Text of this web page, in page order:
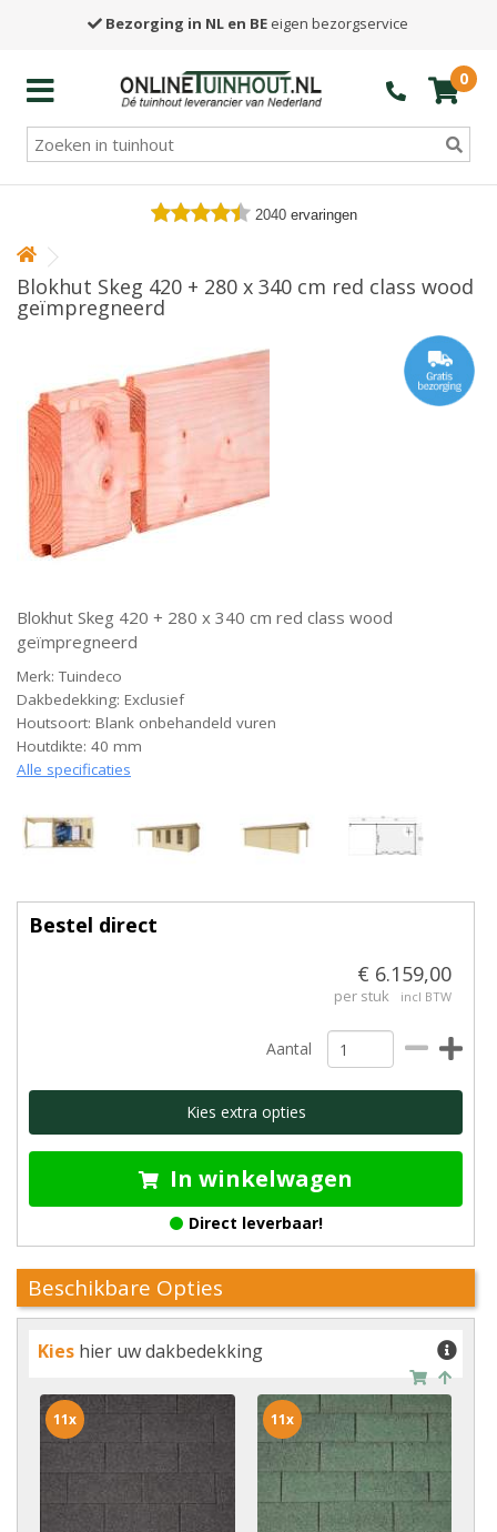
Bezorging in NL en BE eigen bezorgservice
0
2040 ervaringen
Blokhut Skeg 420 + 280 x 340 cm red class wood
geïmpregneerd
Blokhut Skeg 420 + 280 x 340 cm red class wood
geïmpregneerd
Merk: Tuindeco
Dakbedekking: Exclusief
Houtsoort: Blank onbehandeld vuren
Houtdikte: 40 mm
Alle specificaties
Bestel direct
€ 6.159,00
per stuk incl BTW
Aantal
Kies extra opties
In winkelwagen
Direct leverbaar!
Beschikbare Opties
Kies hier uw dakbedekking
11x 11x